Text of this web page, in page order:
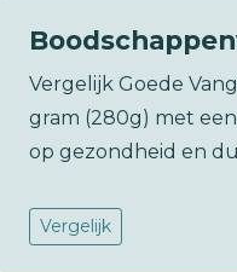
Vergelijk Goede
gram (280g) met
op gezondheid en
Vergelijk